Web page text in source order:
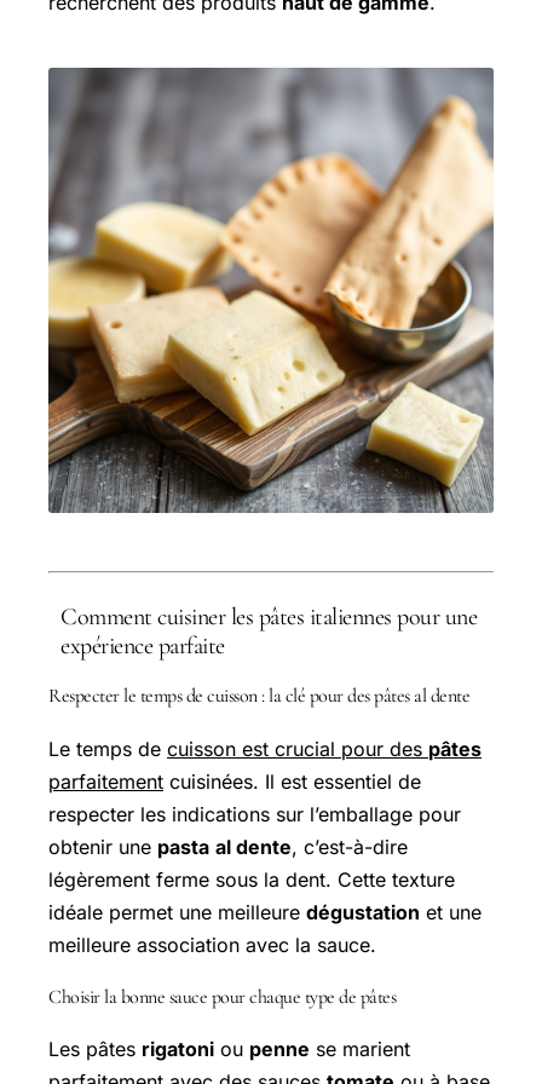
Comment cuisiner les pâtes italiennes pour une
expérience parfaite
Respecter le temps de cuisson: la clé pour des pâtes al dente
Le temps de cuisson est crucial pour des pâtes
parfaitement cuisinées. Il est essentiel de
respecter les indications sur l’emballage pour
obtenir une pasta al dente, c’est-à-dire
légèrement ferme sous la dent. Cette texture
idéale permet une meilleure dégustation et une
meilleure association avec la sauce.
Choisir la bonne sauce pour chaque type de pâtes
Les pâtes rigatoni ou penne se marient